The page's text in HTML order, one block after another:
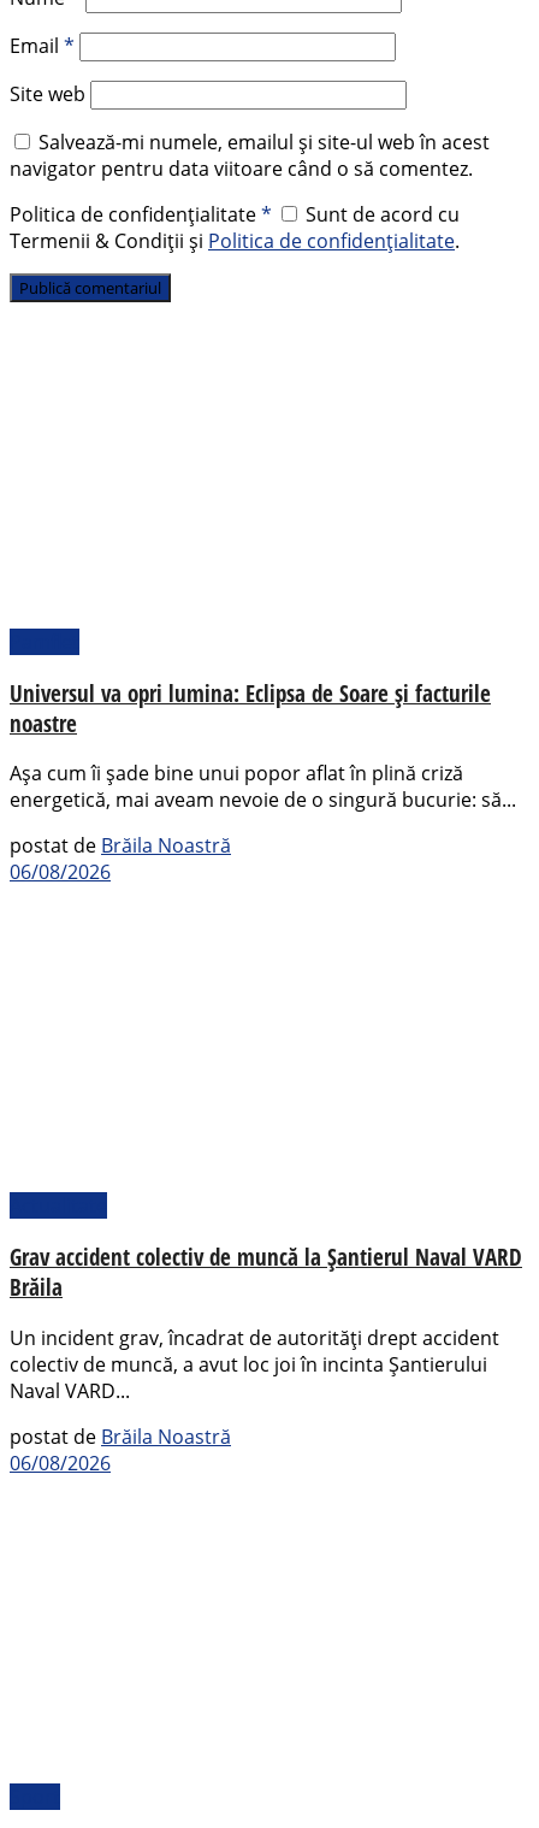
Email *
Site web
Salvează-mi numele, emailul și site-ul web în acest
navigator pentru data viitoare când o să comentez.
Politica de confidențialitate*
Sunt de acord cu
Termenii & Condiții și Politica de confidențialitate.
Universul va opri lumina: Eclipsa de Soare și facturile
noastre
Așa cum îi șade bine unui popor aflat în plină criză
energetică, mai aveam nevoie de o singură bucurie: să...
postat de Brăila Noastră
06/08/2026
Grav accident colectiv de muncă la Șantierul Naval VARD
Brăila
Un incident grav, încadrat de autorități drept accident
colectiv de muncă, a avut loc joi în incinta Șantierului
Naval VARD...
postat de Brăila Noastră
06/08/2026